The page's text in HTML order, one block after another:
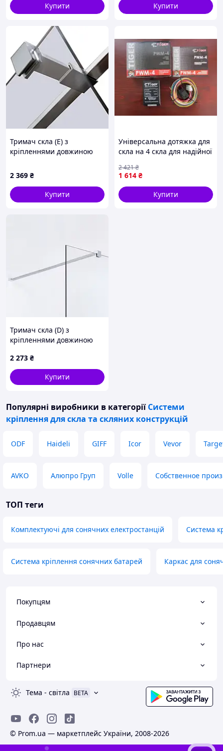
Купити
Купити
Тримач скла (Е) з
кріпленнями довжиною
2 369 ₴
Купити
Універсальна дотяжка для
скла на 4 скла для надійної
ремонті FLAME
1 614 ₴
2 421₴
Купити
Тримач скла (D) з
кріпленнями довжиною
2 273 ₴
Купити
Популярні виробники в категорії Системи
кріплення для скла та скляних конструкцій
ODF Haideli GIFF Icor Vevor
AVKO Алюпро Груп Volle Собственное
ТОП теги
Комплектуючі для сонячних електростанцій Система
Система кріплення сонячних батарей Каркас для
Покупцям
Продавцям
Про нас
Партнери
Тема - світла BETA
© Prom.ua — маркетплейс України, 2008-2026